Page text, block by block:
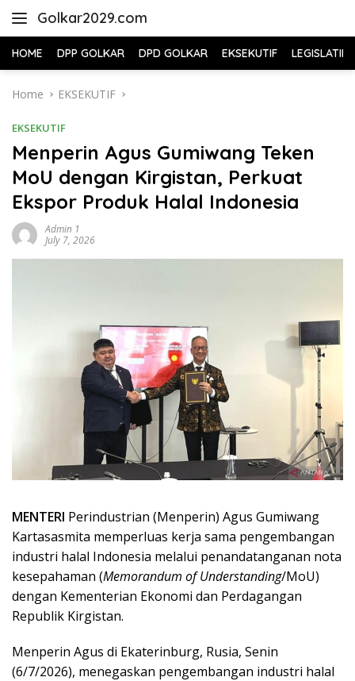
Golkar2029.com
HOME DPP GOLKAR DPD GOLKAR EKSEKUTIF LEGISLATIF
Home EKSEKUTIF
EKSEKUTIF
Menperin Agus Gumiwang Teken
MoU dengan Kirgistan, Perkuat
Ekspor Produk Halal Indonesia
Admin 1
July 7, 2026
MENTERI Perindustrian (Menperin) Agus Gumiwang
Kartasasmita memperluas kerja sama pengembangan
industri halal Indonesia melalui penandatanganan nota
kesepahaman (Memorandum of Understanding/MoU)
dengan Kementerian Ekonomi dan Perdagangan
Republik Kirgistan.
Menperin Agus di Ekaterinburg, Rusia, Senin
(6/7/2026), menegaskan pengembangan industri halal